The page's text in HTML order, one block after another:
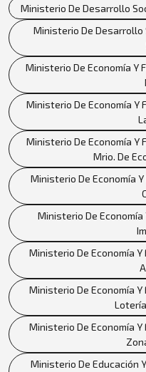
Ministerio De Desarrollo
Ministerio De Desarrollo
Ministerio De Economía Y
Ministerio De Economía Y
Ministerio De Economía Y
Mrio. De
Ministerio De Economía
Ministerio De Economía
Ministerio De Economía
Ministerio De Economía
Ministerio De Economía
Ministerio De Educación